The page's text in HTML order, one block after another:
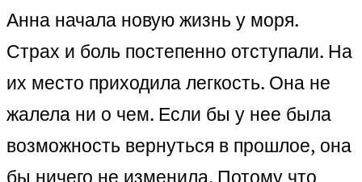
Анна начала новую жизнь у моря.
Страх и боль постепенно отступали. На
их место приходила легкость. Она не
жалела ни о чем. Если бы у нее была
возможность вернуться в прошлое, она
бы ничего не изменила. Потому что